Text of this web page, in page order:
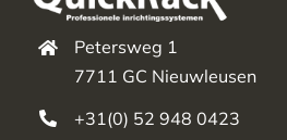
Petersweg 1
7711 GC Nieuwleusen
+31(0) 52 948 0423